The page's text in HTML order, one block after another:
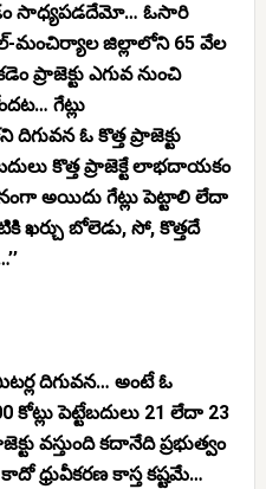
సాధ్యపడదేమో… ఓసారి
మంచిర్యాల జిల్లాలోని 65 వేల
ప్రాజెక్టు ఎగువ నుంచి
గేట్లు
ఓ కొత్త ప్రాజెక్టు
కొత్త ప్రాజెక్టే లాభదాయకం
అయిదు గేట్లు పెట్టాలి లేదా
ఖర్చు బోలెడు, సో, కొత్తదే
దిగువన… అంటే ఓ
కోట్లు పెట్టేబదులు 21 లేదా 23
వస్తుంది కదానేది ప్రభుత్వం
కాస్త కష్టమే…